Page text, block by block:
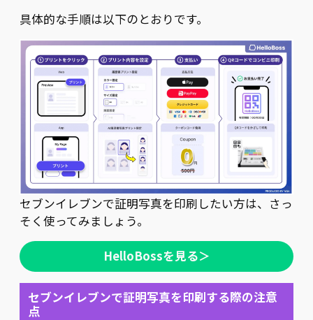
具体的な手順は以下のとおりです。
セブンイレブンで証明写真を印刷したい方は、さっ
そく使ってみましょう。
HelloBossを見る＞
セブンイレブンで証明写真を印刷する際の注意
点